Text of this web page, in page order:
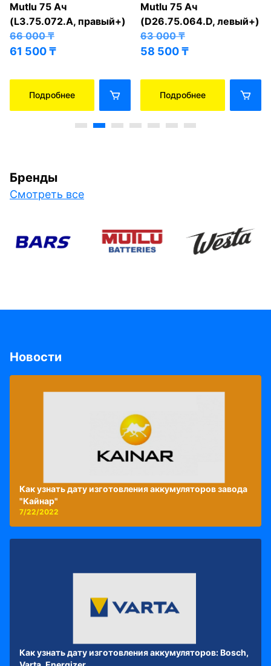
Mutlu 75 Ач
(L3.75.072.A, правый+)
66 000₸
61 500₸
Подробнее
Mutlu 75 Ач
(D26.75.064.D, левый+)
63 000₸
58 500₸
Подробнее
Бренды
Смотреть все
Новости
Как узнать дату изготовления аккумуляторов завода
"Кайнар"
7/22/2022
Как узнать дату изготовления аккумуляторов: Bosch,